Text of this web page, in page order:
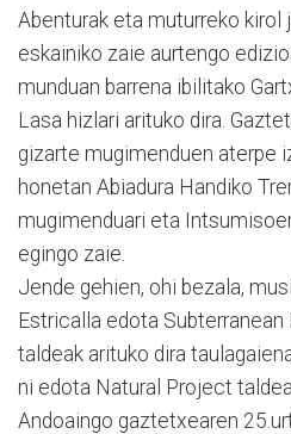
Abenturak eta muturreko kirol
eskainiko zaie aurtengo
munduan barrena ibilitako
Lasa hizlari arituko dira.
gizarte mugimenduen aterpe
honetan Abiadura Handiko
mugimenduari eta
egingo zaie.
Jende gehien, ohi bezala,
Estricalla edota
taldeak arituko dira
ni edota Natural Project
Andoaingo gaztetxearen